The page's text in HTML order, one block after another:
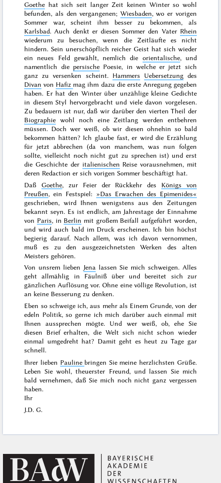
Goethe hat sich seit langer Zeit keinen Winter so wohl
befunden, als denvergangenen; Wiesbaden, wo er vorigen
Sommer war, scheint ihm besser zu bekommen, als
Karlsbad. Auch denkt er diesen Sommer den Vater Rhein
wiederum zu besuchen, wenn die Zeitläufte es nicht
hindern. Sein unerschöpflich reicher Geist hat sich wieder
ein neues Feld gewählt, nemlich die orientalische, und
namentlich die persischePoesie, in welche er jetzt sich
ganz zu versenken scheint. Hammers Uebersetzungdes
Divan von Hafiz mag ihm dazu die erste Anregung gegeben
haben. Er hat den Winter über unzählige kleine Gedichte
in diesem Styl hervorgebracht und viele davon vorgelesen.
Zu bedauern ist nur, daß wir darüber den vierten Theil der
Biographie wohl noch eine Zeitlang werden entbehren
müssen. Doch wer weiß, ob wir diesen ohnehin so bald
bekommen hätten? Ich glaube fast, er wird die Erzählung
für jetztabbrechen (da von manchem, was nun folgen
sollte, vielleicht noch nicht gut zu sprechen ist) und erst
die Geschichte der italienischen Reise vorausnehmen, mit
deren Redaction er sich vorigen Sommer beschäftigt hat.
DaßGoethe, zur Feier der Rückkehr des Königs von
Preußen, ein Festspiel: »Das Erwachen des Epimenides«
geschrieben, wird Ihnen wenigstens aus den Zeitungen
bekannt seyn. Es ist endlich, am Jahrestageder Einnahme
von Paris, in Berlin mit großem Beifall aufgeführt worden,
und wird auch bald im Druck erscheinen. Ich bin höchst
begierig darauf. Nach allem, was ich davon vernommen,
muß es zu den ausgezeichnetsten Werken des alten
Meisters gehören.
Von unsrem lieben Jenalassen Sie mich schweigen. Alles
geht allmählig in Fäulniß über und bereitet sich zur
gänzlichen Auflösung vor. Ohne eine völlige Revolution, ist
an keine Besserung zu denken.
Eben so schweige ich, aus mehr als Einem Grunde, von der
edeln Politik, so gerne ich mich darüber auch einmal mit
Ihnen aussprechen mögte. Und wer weiß, ob, ehe Sie
diesen Brief erhalten, die Welt sich nicht schon wieder
einmal umgedreht hat? Damit geht es heut zu Tage gar
schnell.
Ihrer lieben Pauline bringen Sie meine herzlichsten Grüße.
Leben Sie wohl, theuerster Freund, und lassen Sie mich
bald vernehmen, daß Sie mich noch nicht ganz vergessen
haben.
Ihr
J.D. G.